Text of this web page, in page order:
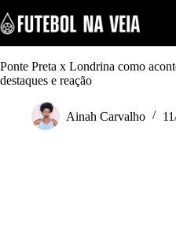
k
i
p
t
o
Ponte Preta x Londrina como
destaques e reação
Ainah Carvalho